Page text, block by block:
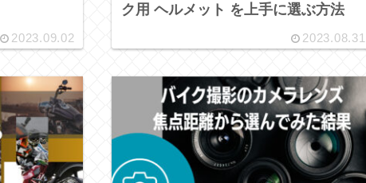
2023.09.02
ク用 ヘルメット を上手に選ぶ方法
2023.08.31